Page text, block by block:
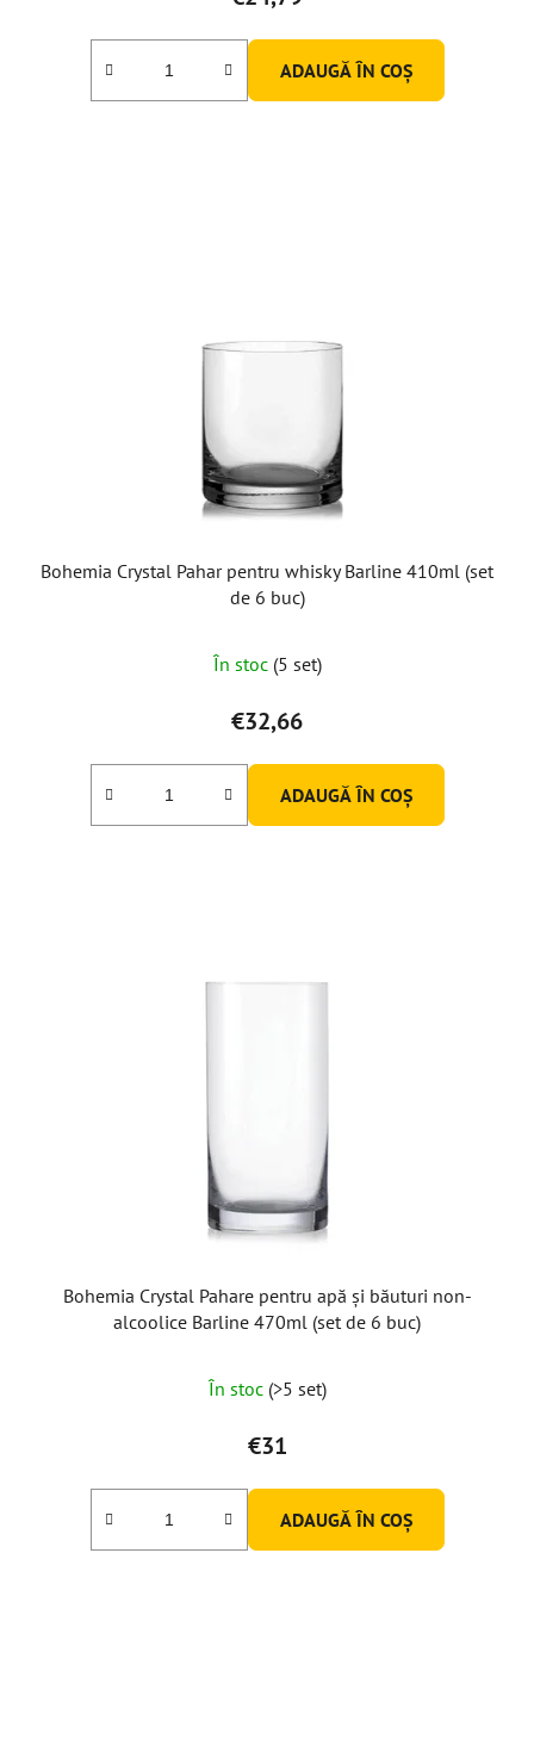
ADAUGĂ ÎN COŞ
Bohemia Crystal Pahar pentru whisky Barline 410ml (set
de 6 buc)
medie
a
produsului
este
5,0
În stoc (5 set)
€32,66
ADAUGĂ ÎN COŞ
Bohemia Crystal Pahare pentru apă și băuturi non-
alcoolice Barline 470ml (set de 6 buc)
În stoc (>5 set)
€31
ADAUGĂ ÎN COŞ